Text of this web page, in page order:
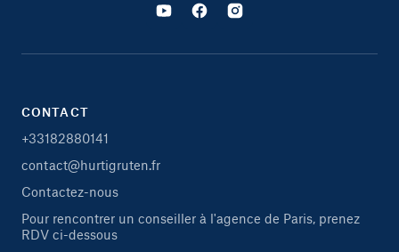
CONTACT
+33182880141
contact@hurtigruten.fr
Contactez-nous
Pour rencontrer un conseiller à l'agence de Paris, prenez
RDV ci-dessous